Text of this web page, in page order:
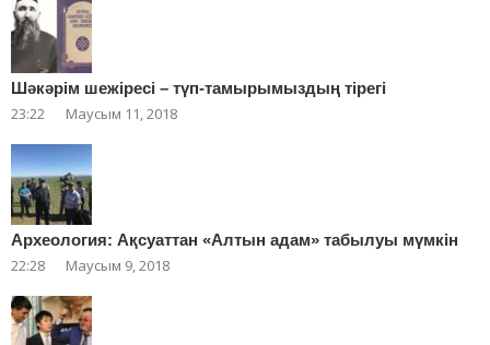
Шәкәрім шежіресі – түп-тамырымыздың тірегі
23:22 Маусым 11, 2018
Археология: Ақсуаттан «Алтын адам» табылуы мүмкін
22:28 Маусым 9, 2018